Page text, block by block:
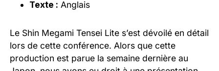
Texte : Anglais
Le Shin Megami Tensei Lite s’est dévoilé en détail
lors de cette conférence. Alors que cette
production est parue la semaine dernière au